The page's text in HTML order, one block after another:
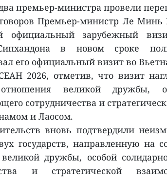
премьер-министра провели
Премьер-министр Ле Минь
официальный зарубежный
в новом сроке
его официальный визит во
2026, отметив, что визит
отношения великой дружбы,
сотрудничества и
и Лаосом.
вновь подтвердили
государств, направленную на
дружбы, особой
и стратегической